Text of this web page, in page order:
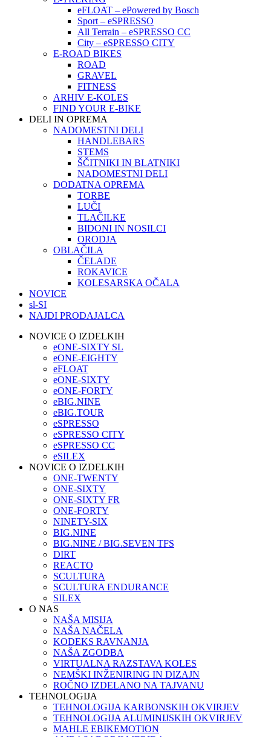
eFLOAT – ePowered by Bosch
Sport – eSPRESSO
All Terrain – eSPRESSO CC
City – eSPRESSO CITY
E-ROAD BIKES
ROAD
GRAVEL
FITNESS
ARHIV E-KOLES
FIND YOUR E-BIKE
DELI IN OPREMA
NADOMESTNI DELI
HANDLEBARS
STEMS
ŠČITNIKI IN BLATNIKI
NADOMESTNI DELI
DODATNA OPREMA
TORBE
LUČI
TLAČILKE
BIDONI IN NOSILCI
ORODJA
OBLAČILA
ČELADE
ROKAVICE
KOLESARSKA OČALA
NOVICE
sl-SI
NAJDI PRODAJALCA
NOVICE O IZDELKIH
eONE-SIXTY SL
eONE-EIGHTY
eFLOAT
eONE-SIXTY
eONE-FORTY
eBIG.NINE
eBIG.TOUR
eSPRESSO
eSPRESSO CITY
eSPRESSO CC
eSILEX
NOVICE O IZDELKIH
ONE-TWENTY
ONE-SIXTY
ONE-SIXTY FR
ONE-FORTY
NINETY-SIX
BIG.NINE
BIG.NINE / BIG.SEVEN TFS
DIRT
REACTO
SCULTURA
SCULTURA ENDURANCE
SILEX
O NAS
NAŠA MISIJA
NAŠA NAČELA
KODEKS RAVNANJA
NAŠA ZGODBA
VIRTUALNA RAZSTAVA KOLES
NEMŠKI INŽENIRING IN DIZAJN
ROČNO IZDELANO NA TAJVANU
TEHNOLOGIJA
TEHNOLOGIJA KARBONSKIH OKVIRJEV
TEHNOLOGIJA ALUMINIJSKIH OKVIRJEV
MAHLE EBIKEMOTION